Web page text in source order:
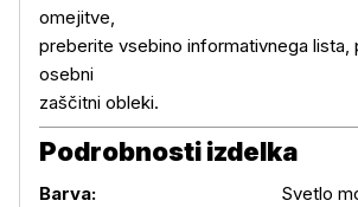
omejitve,
preberite vsebino informativnega lista,
osebni
zaščitni obleki.
Podrobnosti izdelka
Podrobnosti izdelka
Barva: Svetlo